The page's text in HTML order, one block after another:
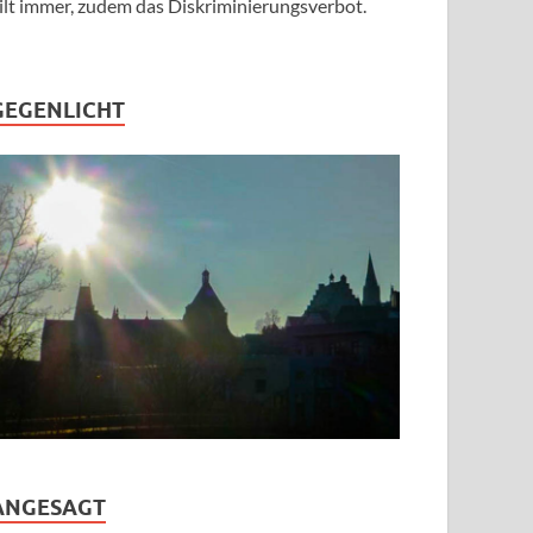
immer, zudem das Diskriminierungsverbot.